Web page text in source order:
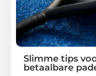
Slimme tips
betaalbare